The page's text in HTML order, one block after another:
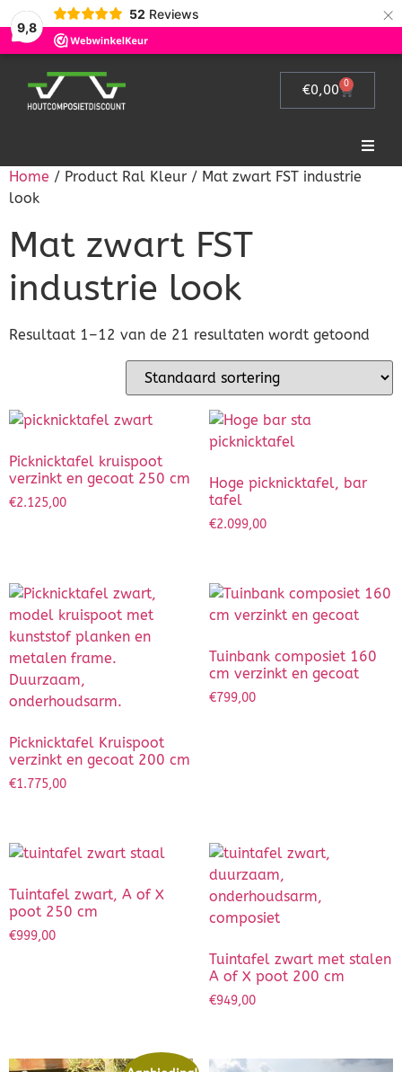
9,8
52 Reviews ×
€0,00 0
Home
Picknicktafel
Tuinmeubelen
Tuinhek
Dierenverblijven
Gaas&Beugels
Home / Product Ral Kleur / Mat zwart FST industrie
look
Mat zwart FST
industrie look
Resultaat 1–12 van de 21 resultaten wordt getoond
Picknicktafel kruispoot
verzinkt en gecoat 250 cm
€2.125,00
Hoge picknicktafel, bar
tafel
€2.099,00
Picknicktafel Kruispoot
verzinkt en gecoat 200 cm
€1.775,00
Tuinbank composiet 160
cm verzinkt en gecoat
€799,00
Tuintafel zwart, A of X
poot 250 cm
€999,00
Tuintafel zwart met stalen
A of X poot 200 cm
€949,00